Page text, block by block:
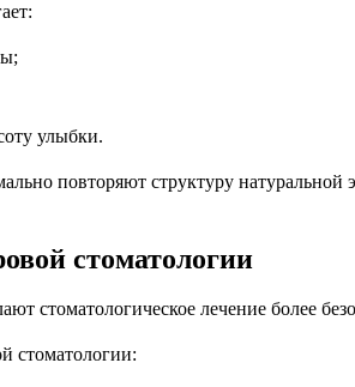
улыбки.
повторяют структуру натуральной
стоматологии
стоматологическое лечение более
стоматологии: